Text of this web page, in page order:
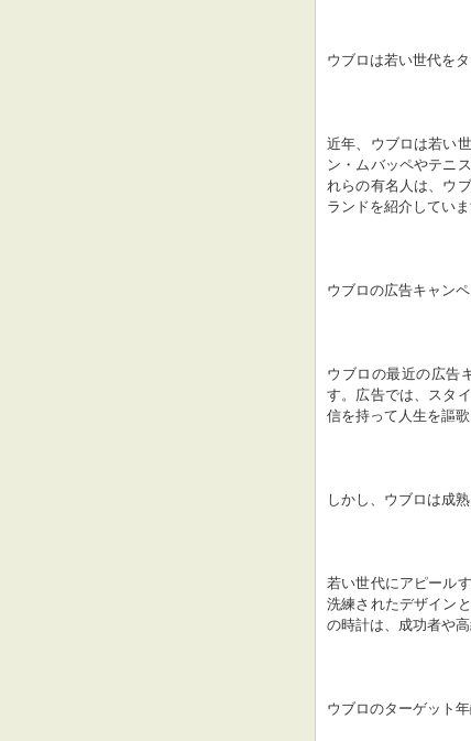
ウブロは若い世代を
近年、ウブロは若い
ン・ムバッペやテニ
れらの有名人は、ウ
ランドを紹介していま
ウブロの広告キャン
ウブロの最近の広告
す。広告では、スタ
信を持って人生を謳歌
しかし、ウブロは成
若い世代にアピール
洗練されたデザイン
の時計は、成功者や
ウブロのターゲット